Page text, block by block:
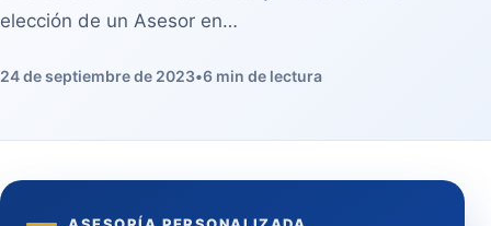
elección de un Asesor en…
24 de septiembre de 2023•6 min de lectura